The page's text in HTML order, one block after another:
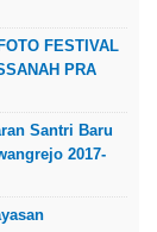
FESTIVAL
PRA
Santri Baru
2017-